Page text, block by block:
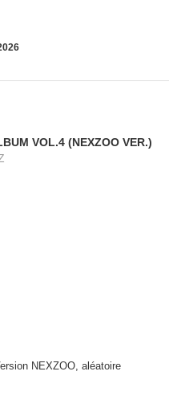
VOL.4 (NEXZOO VER.)
NEXZOO, aléatoire